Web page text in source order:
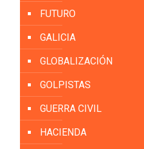
FUTURO
GALICIA
GLOBALIZACIÓN
GOLPISTAS
GUERRA CIVIL
HACIENDA